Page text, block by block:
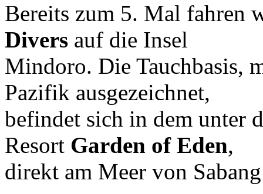
Bereits zum 5. Mal fahren
Divers auf die Insel
Mindoro. Die Tauchbasis,
Pazifik ausgezeichnet,
befindet sich in dem unter
Resort Garden of Eden,
direkt am Meer von